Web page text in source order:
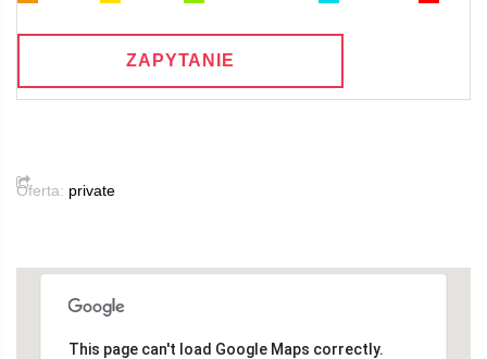
ZAPYTANIE
Oferta: private
This page can't load Google Maps correctly.